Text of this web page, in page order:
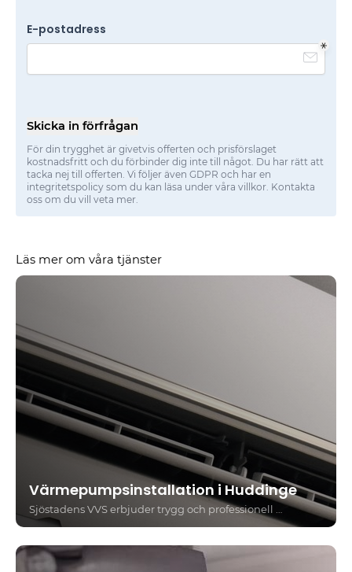
E-postadress
Skicka in förfrågan
För din trygghet är givetvis offerten och prisförslaget
kostnadsfritt och du förbinder dig inte till något. Du har rätt att
tacka nej till offerten. Vi följer även GDPR och har en
integritetspolicy som du kan läsa under våra villkor. Kontakta
oss om du vill veta mer.
Läs mer om våra tjänster
Värmepumpsinstallation i Huddinge
Sjöstadens VVS erbjuder trygg och professionell installation av värmepumpar i Huddinge. Vi tar hand om hela processen – från rådgivning till färdig installation – och ser till att du får rätt lösning för dina behov. Med oss får du alltid fasta priser, snabb service och ett personligt bemötande.